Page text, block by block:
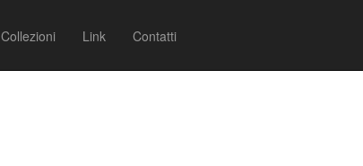
Collezioni Link Contatti